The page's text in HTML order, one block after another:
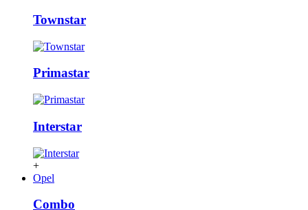
Townstar
Primastar
Interstar
+
Opel
Combo